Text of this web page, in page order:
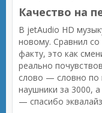
Качество на
В jetAudio HD
новому. Сравнил
факту, это как
реально
слово — словно по
наушники за 3000,
— спасибо